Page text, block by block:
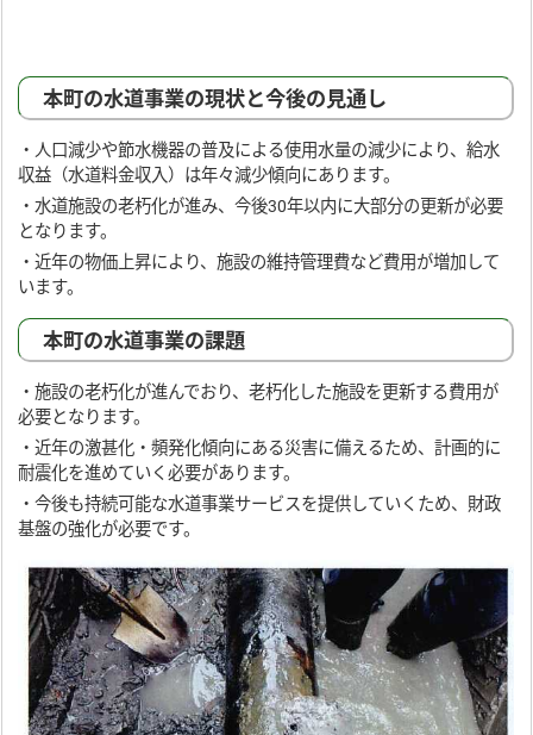
本町の水道事業の現状と今後の見通し
・人口減少や節水機器の普及による使用水量の減少により、給水
収益（水道料金収入）は年々減少傾向にあります。
・水道施設の老朽化が進み、今後30年以内に大部分の更新が必要
となります。
・近年の物価上昇により、施設の維持管理費など費用が増加して
います。
本町の水道事業の課題
・施設の老朽化が進んでおり、老朽化した施設を更新する費用が
必要となります。
・近年の激甚化・頻発化傾向にある災害に備えるため、計画的に
耐震化を進めていく必要があります。
・今後も持続可能な水道事業サービスを提供していくため、財政
基盤の強化が必要です。